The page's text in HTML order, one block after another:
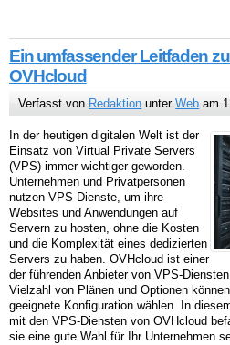
Ein umfassender Leitfaden
OVHcloud
Verfasst von Redaktion unterWeb am
In der heutigen digitalen Welt ist der
Einsatz von Virtual Private Servers
(VPS) immer wichtiger geworden.
Unternehmen und Privatpersonen
nutzen VPS-Dienste, um ihre
Websites und Anwendungen auf
Servern zu hosten, ohne die Kosten
und die Komplexität eines dedizierten
Servers zu haben. OVHcloud ist einer
der führenden Anbieter von VPS-
Vielzahl von Plänen und Optionen
geeignete Konfiguration wählen. In
mit den VPS-Diensten von OVHcloud
sie eine gute Wahl für Ihr Unternehmen